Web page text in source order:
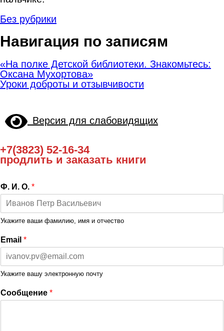
Без рубрики
Навигация по записям
«На полке Детской библиотеки. Знакомьтесь:
Оксана Мухортова»
Уроки доброты и отзывчивости
Версия для слабовидящих
+7(3823) 52-16-34
продлить и заказать книги
Ф. И. О. *
Укажите ваши фамилию, имя и отчество
Email *
Укажите вашу электронную почту
Сообщение *